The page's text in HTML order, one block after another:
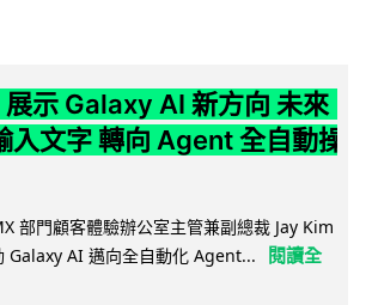
示 Galaxy AI 新方向 未來
入文字 轉向 Agent 全自動操
部門顧客體驗辦公室主管兼副總裁 Jay Kim
Galaxy AI 邁向全自動化 Agent...
閱讀全